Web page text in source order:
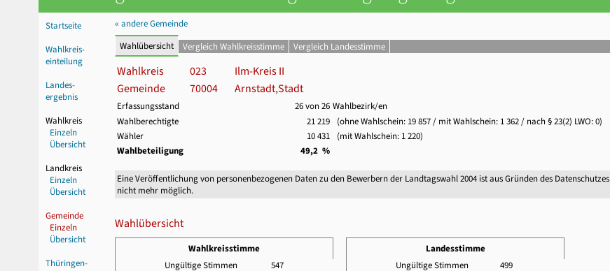
Startseite
Wahlkreis-
einteilung
Landes-
ergebnis
Wahlkreis
Einzeln
Übersicht
Landkreis
Einzeln
Übersicht
Gemeinde
Einzeln
Übersicht
Thüringen-
« andere Gemeinde
Wahlübersicht
Vergleich Wahlkreisstimme Vergleich Landesstimme
Wahlkreis 023
Ilm-Kreis II
Gemeinde
70004 Arnstadt,Stadt
Erfassungsstand 26 von 26 Wahlbezirk/en
Wahlberechtigte
21 219 (ohne Wahlschein: 19 857 / mit Wahlschein: 1 362 / nach § 23(2) LWO: 0)
Wähler
10 431 (mit Wahlschein: 1 220)
Wahlbeteiligung
49,2 %
Eine Veröffentlichung von personenbezogenen Daten zu den Bewerbern der Landtagswahl 2004 ist aus Gründen des Datenschutzes
nicht mehr möglich.
Wahlübersicht
Wahlkreisstimme
Ungültige Stimmen
547
Landesstimme
Ungültige Stimmen
499